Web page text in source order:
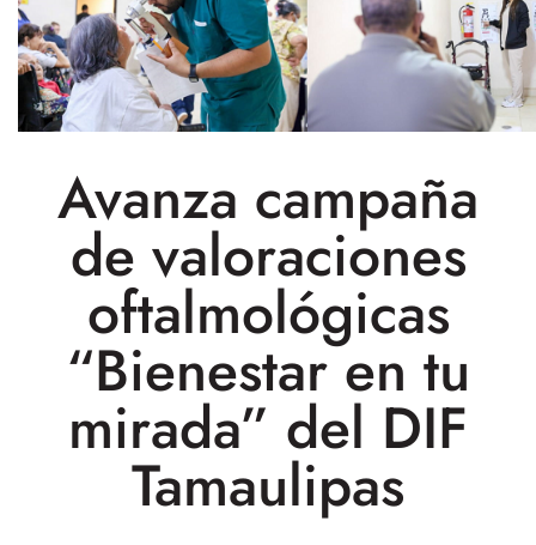
Avanza campaña
de valoraciones
oftalmológicas
“Bienestar en tu
mirada” del DIF
Tamaulipas